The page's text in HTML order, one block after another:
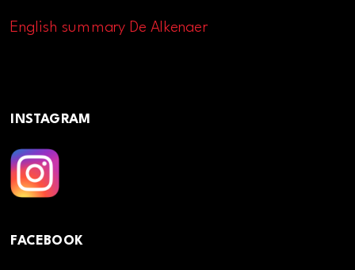
English summary De Alkenaer
INSTAGRAM
FACEBOOK